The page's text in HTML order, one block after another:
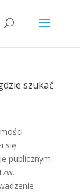
szukać
się
publicznym